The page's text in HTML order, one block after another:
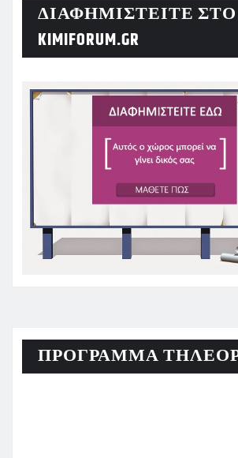
ΔΙΑΦΗΜΙΣΤΕΊΤΕ ΣΤΟ
KIMIFORUM.GR
ΠΡΟΓΡΑΜΜΑ